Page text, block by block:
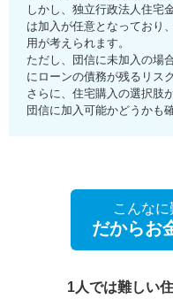
しかし、独立行政法人住宅
は加入が任意となっており
用が考えられます。
ただし、団信に未加入の場
にローンの債務が残るリス
さらに、住宅購入の選択肢
団信に加入可能かどうかも
こんな
だからお
1人では難しい